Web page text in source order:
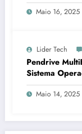
Maio 16, 2025
Lider Tech
Pendrive
Sistema
Maio 14, 2025